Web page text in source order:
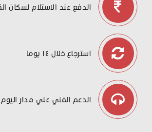
الدفع عند الاستلام لسكان
استرجاع خلال ١٤ يوما
الدعم الفني علي مدار اليوم